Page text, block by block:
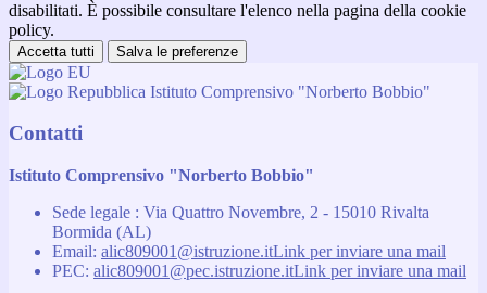
disabilitati. È possibile consultare l'elenco nella pagina della cookie
policy.
Accetta tutti Salva le preferenze
Istituto Comprensivo "Norberto Bobbio"
Contatti
Istituto Comprensivo "Norberto Bobbio"
Sede legale : Via Quattro Novembre, 2 - 15010 Rivalta
Bormida (AL)
Email: alic809001@istruzione.itLink per inviare una mail
PEC: alic809001@pec.istruzione.itLink per inviare una mail